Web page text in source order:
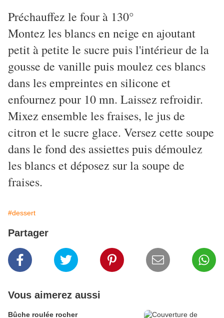
Préchauffez le four à 130°
Montez les blancs en neige en ajoutant
petit à petite le sucre puis l'intérieur de la
gousse de vanille puis moulez ces blancs
dans les empreintes en silicone et
enfournez pour 10 mn. Laissez refroidir.
Mixez ensemble les fraises, le jus de
citron et le sucre glace. Versez cette soupe
dans le fond des assiettes puis démoulez
les blancs et déposez sur la soupe de
fraises.
#dessert
Partager
Vous aimerez aussi
Bûche roulée rocher